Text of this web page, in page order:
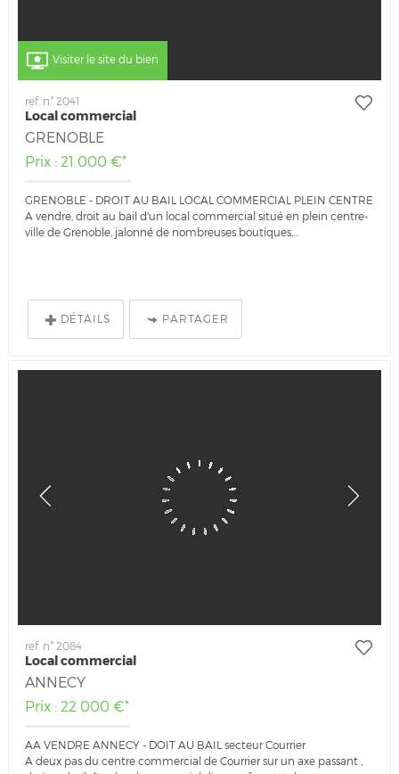
Visiter le site du bien
ref. n° 2041
Local commercial
GRENOBLE
Prix : 21 000 €*
GRENOBLE - DROIT AU BAIL LOCAL COMMERCIAL PLEIN CENTRE
A vendre, droit au bail d'un local commercial situé en plein centre-
ville de Grenoble, jalonné de nombreuses boutiques,...
DÉTAILS PARTAGER
ref. n° 2084
Local commercial
ANNECY
Prix : 22 000 €*
AA VENDRE ANNECY - DOIT AU BAIL secteur Courrier
A deux pas du centre commercial de Courrier sur un axe passant ,